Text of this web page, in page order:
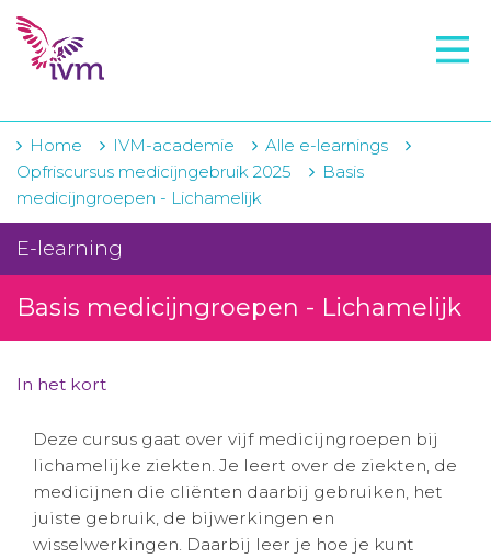
VMI
IVM-academie
Zorginstellingen
Projecten
Actueel
Winkelwagentje
Aanmelden nieuwsbrief
Home IVM-academie
Alle e-learnings
Opfriscursus medicijngebruik 2025
Basis
medicijngroepen - Lichamelijk
E-learning
Basis medicijngroepen - Lichamelijk
In het kort
Deze cursus gaat over vijf medicijngroepen bij
lichamelijke ziekten. Je leert over de ziekten, de
medicijnen die cliënten daarbij gebruiken, het
juiste gebruik, de bijwerkingen en
wisselwerkingen. Daarbij leer je hoe je kunt